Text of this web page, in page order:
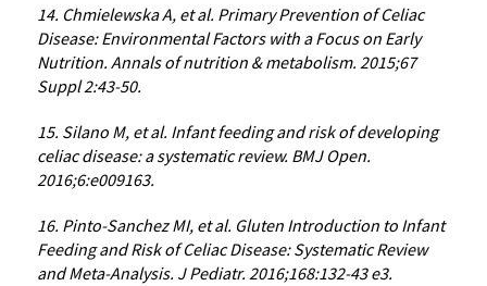
14. Chmielewska A, et al. Primary Prevention of Celiac
Disease: Environmental Factors with a Focus on Early
Nutrition. Annals of nutrition & metabolism. 2015;67
Suppl 2:43-50.
15. Silano M, et al. Infant feeding and risk of developing
celiac disease: a systematic review. BMJ Open.
2016;6:e009163.
16. Pinto-Sanchez MI, et al. Gluten Introduction to Infant
Feeding and Risk of Celiac Disease: Systematic Review
and Meta-Analysis. J Pediatr. 2016;168:132-43 e3.